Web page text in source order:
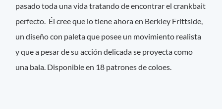
pasado toda una vida tratando de encontrar el crankbait
perfecto. Él cree que lo tiene ahora en Berkley Frittside,
un diseño con paleta que posee un movimiento realista
y que a pesar de su acción delicada se proyecta como
una bala. Disponible en 18 patrones de coloes.